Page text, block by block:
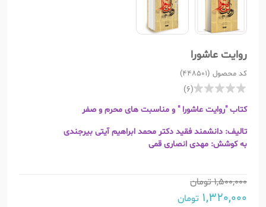
روایت عاشورا
کد محصول (448501)
(6)
کتاب "روایت عاشورا " و مناسبت های محرم و صفر
تالیف: دانشمند فقید دکتر محمد ابراهیم آیتی بیرجندی
به کوشش: مهدی انصاری قمی
1,500,000تومان
1,320,000 تومان